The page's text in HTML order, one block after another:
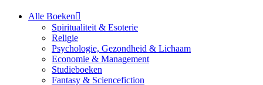
Alle Boeken
Spiritualiteit & Esoterie
Religie
Psychologie, Gezondheid & Lichaam
Economie & Management
Studieboeken
Fantasy & Sciencefiction